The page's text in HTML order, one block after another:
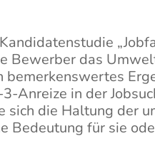
Bewerber das
Anreize in der
die Haltung der
Bedeutung für sie